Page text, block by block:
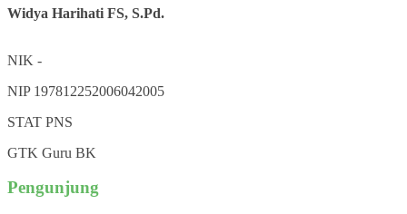
Widya Harihati FS, S.Pd.
NIK -
NIP 197812252006042005
STAT PNS
GTK Guru BK
Pengunjung